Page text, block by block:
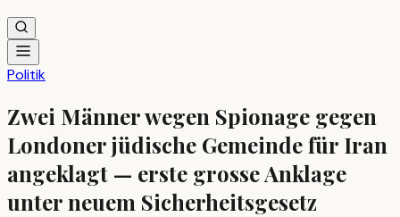
Politik
Zwei Männer wegen Spionage gegen
Londoner jüdische Gemeinde für Iran
angeklagt — erste grosse Anklage
unter neuem Sicherheitsgesetz